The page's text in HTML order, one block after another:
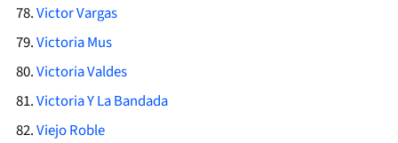
Victor Vargas
Victoria Mus
Victoria Valdes
Victoria Y La Bandada
Viejo Roble